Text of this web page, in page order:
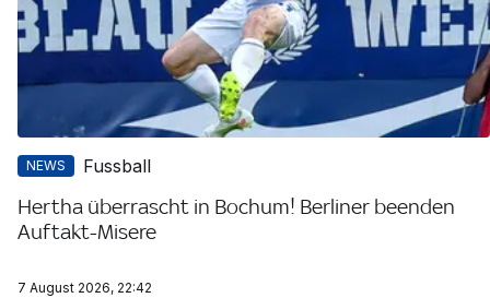
NEWS Fussball
Hertha überrascht in Bochum! Berliner beenden
Auftakt-Misere
7 August 2026, 22:42